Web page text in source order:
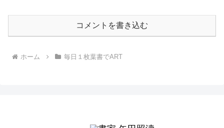
コメントを書き込む
ホーム 毎日１枚葉書でART